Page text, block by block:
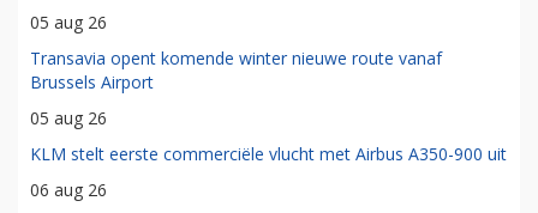
05 aug 26
Transavia opent komende winter nieuwe route vanaf
Brussels Airport
05 aug 26
KLM stelt eerste commerciële vlucht met Airbus A350-900 uit
06 aug 26